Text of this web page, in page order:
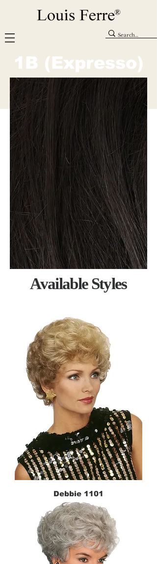
1B (Expresso)
Available Styles
Debbie 1101